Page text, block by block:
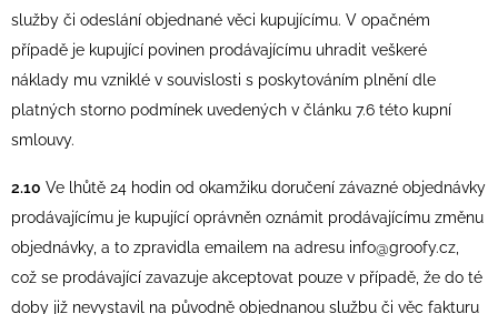
služby či odeslání objednané věci kupujícímu. V opačném
případě je kupující povinen prodávajícímu uhradit veškeré
náklady mu vzniklé v souvislosti s poskytováním plnění dle
platných storno podmínek uvedených v článku 7.6 této kupní
smlouvy.
2.10 Ve lhůtě 24 hodin od okamžiku doručení závazné objednávky
prodávajícímu je kupující oprávněn oznámit prodávajícímu změnu
objednávky, a to zpravidla emailem na adresu info@groofy.cz,
což se prodávající zavazuje akceptovat pouze v případě, že do té
doby již nevystavil na původně objednanou službu či věc fakturu